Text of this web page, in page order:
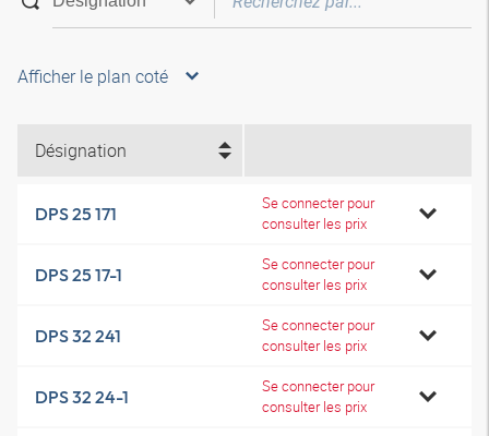
Afficher le plan coté
Désignation
DPS 25 171
Se connecter pour
consulter les prix
DPS 25 17-1
Se connecter pour
consulter les prix
DPS 32 241
Se connecter pour
consulter les prix
DPS 32 24-1
Se connecter pour
consulter les prix